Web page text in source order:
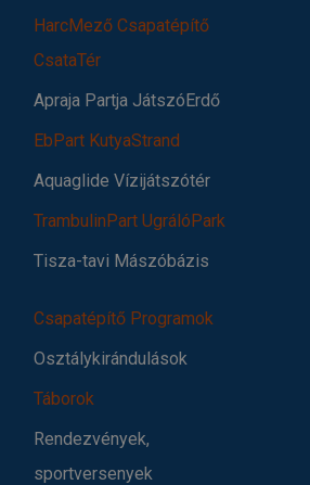
HarcMező Csapatépítő
CsataTér
Apraja Partja JátszóErdő
EbPart KutyaStrand
Aquaglide Vízijátszótér
TrambulinPart UgrálóPark
Tisza-tavi Mászóbázis
Csapatépítő Programok
Osztálykirándulások
Táborok
Rendezvények,
sportversenyek